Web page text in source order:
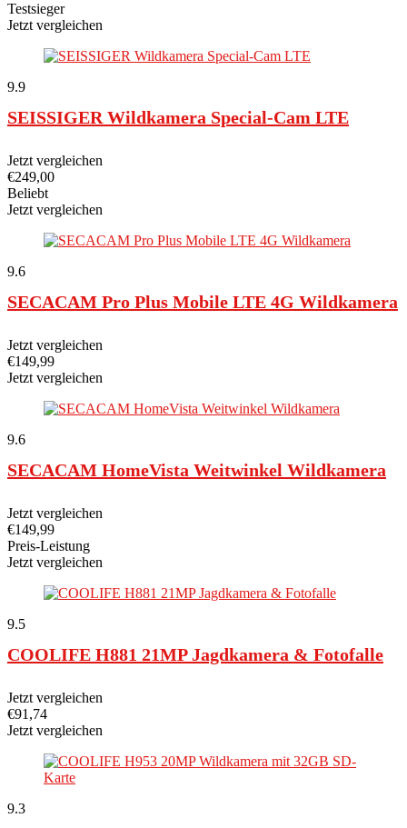
Testsieger
Jetzt vergleichen
9.9
SEISSIGER Wildkamera Special-Cam LTE
Jetzt vergleichen
€249,00
Beliebt
Jetzt vergleichen
9.6
SECACAM Pro Plus Mobile LTE 4G Wildkamera
Jetzt vergleichen
€149,99
Jetzt vergleichen
9.6
SECACAM HomeVista Weitwinkel Wildkamera
Jetzt vergleichen
€149,99
Preis-Leistung
Jetzt vergleichen
9.5
COOLIFE H881 21MP Jagdkamera & Fotofalle
Jetzt vergleichen
€91,74
Jetzt vergleichen
9.3